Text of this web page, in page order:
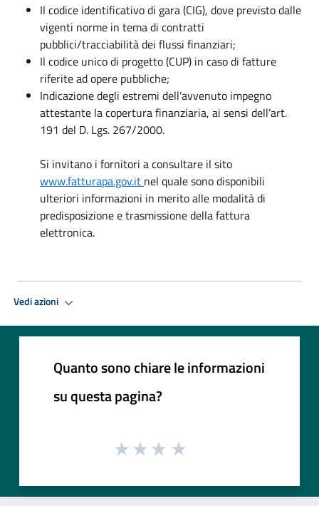
Il codice identificativo di gara (CIG), dove previsto dalle
vigenti norme in tema di contratti
pubblici/tracciabilità dei flussi finanziari;
Il codice unico di progetto (CUP) in caso di fatture
riferite ad opere pubbliche;
Indicazione degli estremi dell’avvenuto impegno
attestante la copertura finanziaria, ai sensi dell’art.
191 del D. Lgs. 267/2000.
Si invitano i fornitori a consultare il sito
www.fatturapa.gov.it nel quale sono disponibili
ulteriori informazioni in merito alle modalità di
predisposizione e trasmissione della fattura
elettronica.
Vedi azioni
Quanto sono chiare le informazioni
su questa pagina?